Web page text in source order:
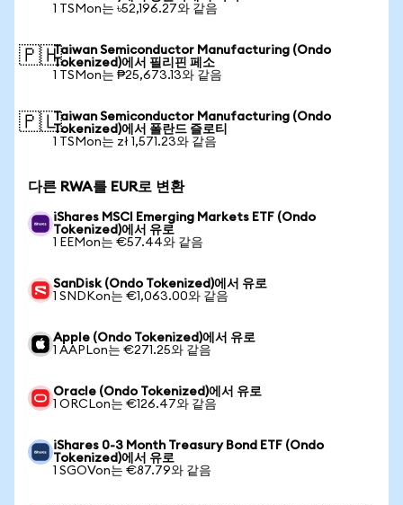
1 TSMon는 ৳52,196.27와 같음
🇵🇭Taiwan Semiconductor Manufacturing (Ondo
Tokenized)에서 필리핀 페소
1 TSMon는 ₱25,673.13와 같음
🇵🇱Taiwan Semiconductor Manufacturing (Ondo
Tokenized)에서 폴란드 즐로티
1 TSMon는 zł 1,571.23와 같음
다른 RWA를 EUR로 변환
iShares MSCI Emerging Markets ETF (Ondo
Tokenized)에서 유로
1 EEMon는 €57.44와 같음
SanDisk (Ondo Tokenized)에서 유로
1 SNDKon는 €1,063.00와 같음
Apple (Ondo Tokenized)에서 유로
1 AAPLon는 €271.25와 같음
Oracle (Ondo Tokenized)에서 유로
1 ORCLon는 €126.47와 같음
iShares 0-3 Month Treasury Bond ETF (Ondo
Tokenized)에서 유로
1 SGOVon는 €87.79와 같음